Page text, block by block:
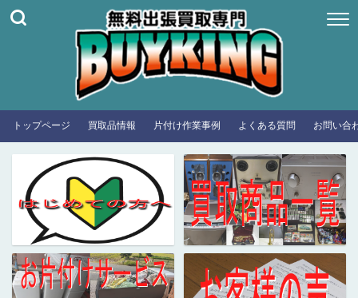
トップページ 買取品情報 片付け作業事例 よくある質問 お問い合